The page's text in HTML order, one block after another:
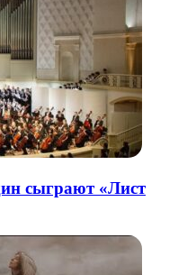
сыграют «Лист